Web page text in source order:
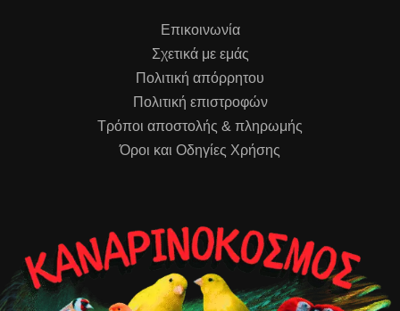
Επικοινωνία
Σχετικά με εμάς
Πολιτική απόρρητου
Πολιτική επιστροφών
Τρόποι αποστολής & πληρωμής
Όροι και Οδηγίες Χρήσης